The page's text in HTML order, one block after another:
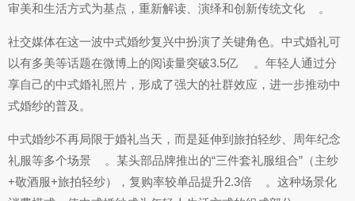
审美和生活方式为基点，重新解读、演绎和创新传统文化
。
社交媒体在这一波中式婚纱复兴中扮演了关键角色。中式婚礼可
以有多美等话题在微博上的阅读量突破3.5亿
。年轻人通过分
享自己的中式婚礼照片，形成了强大的社群效应，进一步推动中
式婚纱的普及。
中式婚纱不再局限于婚礼当天，而是延伸到旅拍轻纱、周年纪念
礼服等多个场景
。某头部品牌推出的“三件套礼服组合”（主纱
+敬酒服+旅拍轻纱），复购率较单品提升2.3倍
。这种场景化